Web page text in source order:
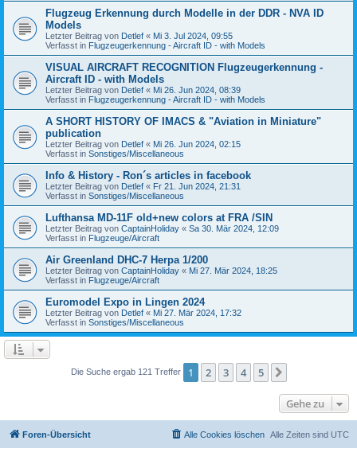
Flugzeug Erkennung durch Modelle in der DDR - NVA ID
Models
Letzter Beitrag von Detlef « Mi 3. Jul 2024, 09:55
Verfasst in Flugzeugerkennung - Aircraft ID - with Models
VISUAL AIRCRAFT RECOGNITION Flugzeugerkennung -
Aircraft ID - with Models
Letzter Beitrag von Detlef « Mi 26. Jun 2024, 08:39
Verfasst in Flugzeugerkennung - Aircraft ID - with Models
A SHORT HISTORY OF IMACS & "Aviation in Miniature"
publication
Letzter Beitrag von Detlef « Mi 26. Jun 2024, 02:15
Verfasst in Sonstiges/Miscellaneous
Info & History - Ron´s articles in facebook
Letzter Beitrag von Detlef « Fr 21. Jun 2024, 21:31
Verfasst in Sonstiges/Miscellaneous
Lufthansa MD-11F old+new colors at FRA /SIN
Letzter Beitrag von CaptainHoliday « Sa 30. Mär 2024, 12:09
Verfasst in Flugzeuge/Aircraft
Air Greenland DHC-7 Herpa 1/200
Letzter Beitrag von CaptainHoliday « Mi 27. Mär 2024, 18:25
Verfasst in Flugzeuge/Aircraft
Euromodel Expo in Lingen 2024
Letzter Beitrag von Detlef « Mi 27. Mär 2024, 17:32
Verfasst in Sonstiges/Miscellaneous
Die Suche ergab 121 Treffer 1 2 3 4 5
Gehe zu
Foren-Übersicht Alle Zeiten sind UTC
Alle Cookies löschen